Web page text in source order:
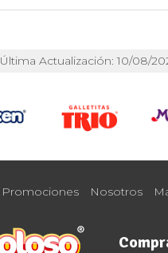
Última Actualización: 10/08/
Promociones Nosotros